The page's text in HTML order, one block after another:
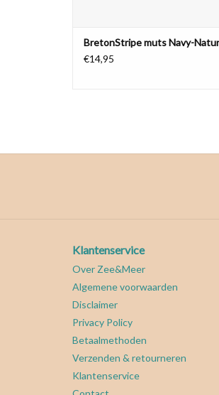
BretonStripe muts Navy-
€14,95
Klantenservice
Over Zee&Meer
Algemene voorwaarden
Disclaimer
Privacy Policy
Betaalmethoden
Verzenden & retourneren
Klantenservice